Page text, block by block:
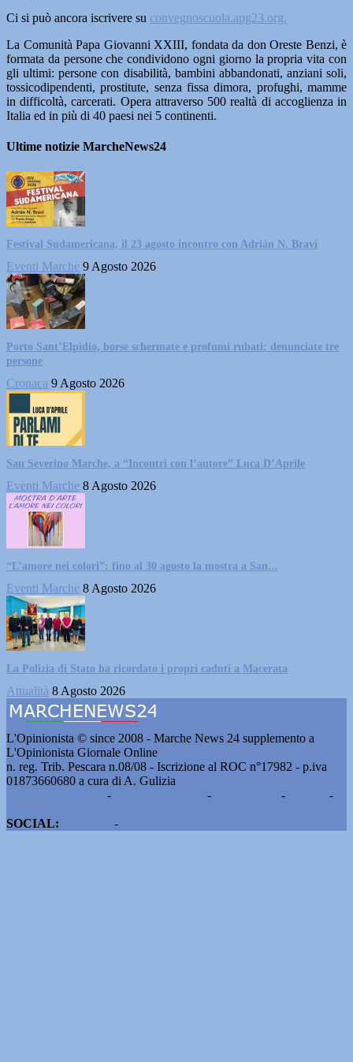
Ci si può ancora iscrivere su convegnoscuola.apg23.org.
La Comunità Papa Giovanni XXIII, fondata da don Oreste Benzi, è
formata da persone che condividono ogni giorno la propria vita con
gli ultimi: persone con disabilità, bambini abbandonati, anziani soli,
tossicodipendenti, prostitute, senza fissa dimora, profughi, mamme
in difficoltà, carcerati. Opera attraverso 500 realtà di accoglienza in
Italia ed in più di 40 paesi nei 5 continenti.
Ultime notizie MarcheNews24
Festival Sudamericana, il 23 agosto incontro con Adrián N. Bravi
Eventi Marche 9 Agosto 2026
Porto Sant’Elpidio, borse schermate e profumi rubati: denunciate tre
persone
Cronaca 9 Agosto 2026
San Severino Marche, a “Incontri con l’autore” Luca D’Aprile
Eventi Marche 8 Agosto 2026
“L’amore nei colori”: fino al 30 agosto la mostra a San...
Eventi Marche 8 Agosto 2026
La Polizia di Stato ha ricordato i propri caduti a Macerata
Attualità 8 Agosto 2026
L'Opinionista © since 2008 - Marche News 24 supplemento a
L'Opinionista Giornale Online
n. reg. Trib. Pescara n.08/08 - Iscrizione al ROC n°17982 - p.iva
01873660680 a cura di A. Gulizia
- - -
-
SOCIAL:
-